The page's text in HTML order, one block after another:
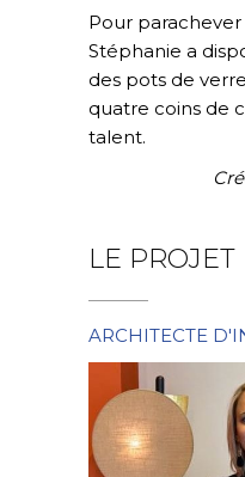
Pour parachever
Stéphanie a
des pots de
quatre coins de
talent.
LE PROJET
ARCHITECTE